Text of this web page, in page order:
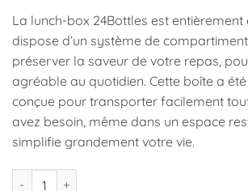
La lunch-box 24Bottles est entièrement
dispose d’un système de
préserver la saveur de votre repas,
agréable au quotidien. Cette boîte a
conçue pour transporter facilement
avez besoin, même dans un espace
simplifie grandement votre vie.
quantité de Lunch Box Little Buds, 24 Bottles